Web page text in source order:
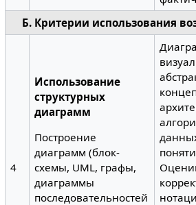
Б. Критерии использования
4
Использование
структурных
диаграмм
Построение
диаграмм (блок-
схемы, UML, графы,
диаграммы
последовательностей